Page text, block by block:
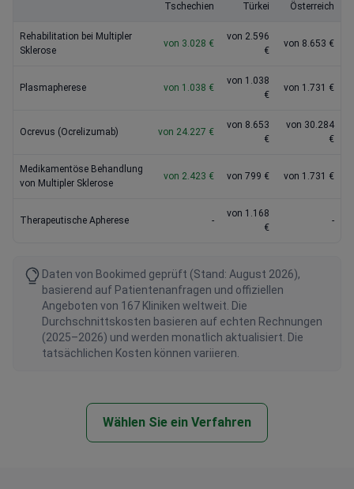
Tschechien Türkei Österreich
Rehabilitation bei Multipler
Sklerose
von 3.028 €
von 2.596
€
von 8.653 €
Plasmapherese von 1.038 €
von 1.038
€
von 1.731 €
Ocrevus (Ocrelizumab) von 24.227 €
von 8.653
€
von 30.284
€
Medikamentöse Behandlung
von Multipler Sklerose
von 2.423 € von 799 € von 1.731 €
Therapeutische Apherese -
von 1.168
€
-
Daten von Bookimed geprüft (Stand: August 2026),
basierend auf Patientenanfragen und offiziellen
Angeboten von 167 Kliniken weltweit. Die
Durchschnittskosten basieren auf echten Rechnungen
(2025–2026) und werden monatlich aktualisiert. Die
tatsächlichen Kosten können variieren.
Wählen Sie ein Verfahren